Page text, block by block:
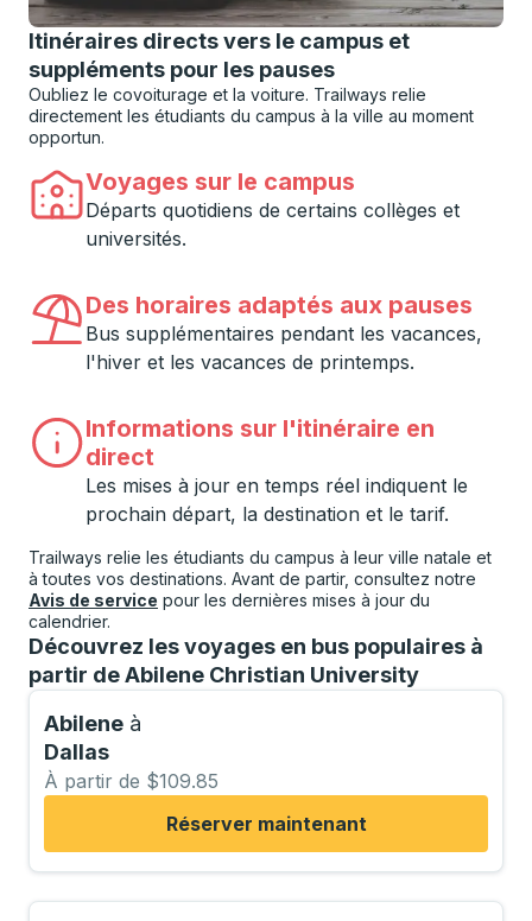
Itinéraires directs vers le campus et
suppléments pour les pauses
Oubliez le covoiturage et la voiture. Trailways relie
directement les étudiants du campus à la ville au moment
opportun.
Voyages sur le campus
Départs quotidiens de certains collèges et
universités.
Des horaires adaptés aux pauses
Bus supplémentaires pendant les vacances,
l'hiver et les vacances de printemps.
Informations sur l'itinéraire en
direct
Les mises à jour en temps réel indiquent le
prochain départ, la destination et le tarif.
Trailways relie les étudiants du campus à leur ville natale et
à toutes vos destinations. Avant de partir, consultez notre
Avis de service pour les dernières mises à jour du
calendrier.
Découvrez les voyages en bus populaires à
partir de Abilene Christian University
Abilene à
Dallas
À partir de $109.85
Réserver maintenant